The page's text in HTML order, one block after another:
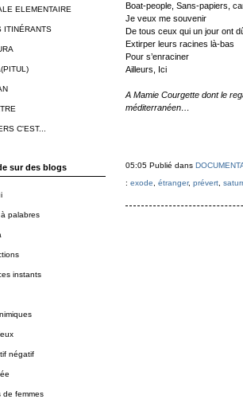
ELEMENTAIRE
ITINÉRANTS
C'EST...
sur des blogs
palabres
instants
négatif
de femmes
Boat-people, Sans-papiers,
Je veux me souvenir
De tous ceux qui un jour ont
Extirper leurs racines là-bas
Pour s’enraciner
Ailleurs, Ici
A Mamie Courgette dont le
méditerranéen…
05:05 Publié dans
: exode étranger, prévert,